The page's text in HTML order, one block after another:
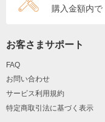
購入金額内で
お客さまサポート
FAQ
お問い合わせ
サービス利用規約
特定商取引法に基づく表示